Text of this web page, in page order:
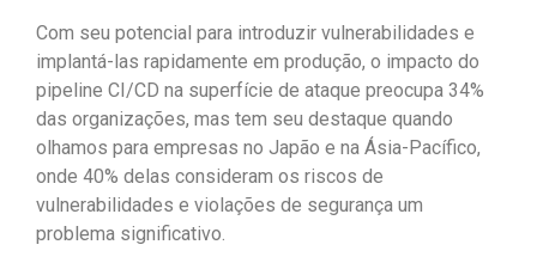
Com seu potencial para introduzir vulnerabilidades e
implantá-las rapidamente em produção, o impacto do
pipeline CI/CD na superfície de ataque preocupa 34%
das organizações, mas tem seu destaque quando
olhamos para empresas no Japão e na Ásia-Pacífico,
onde 40% delas consideram os riscos de
vulnerabilidades e violações de segurança um
problema significativo.